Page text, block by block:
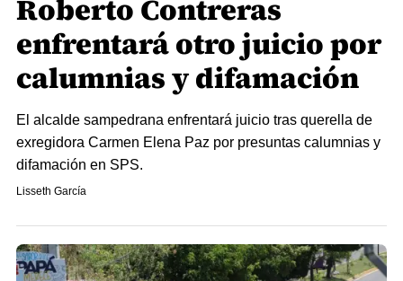
Roberto Contreras
enfrentará otro juicio por
calumnias y difamación
El alcalde sampedrana enfrentará juicio tras querella de
exregidora Carmen Elena Paz por presuntas calumnias y
difamación en SPS.
Lisseth García